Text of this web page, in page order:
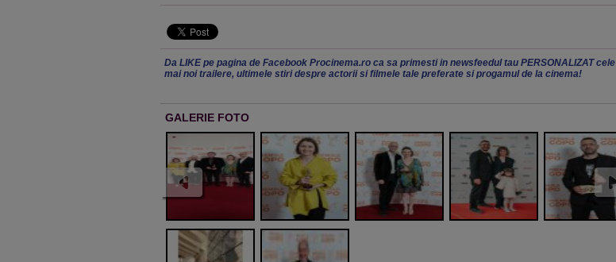
Da LIKE pe pagina de Facebook Procinema.ro ca sa primesti in newsfeedul tau PERSONALIZAT cele
mai noi trailere, ultimele stiri despre actorii si filmele tale preferate si progamul de la cinema!
GALERIE FOTO